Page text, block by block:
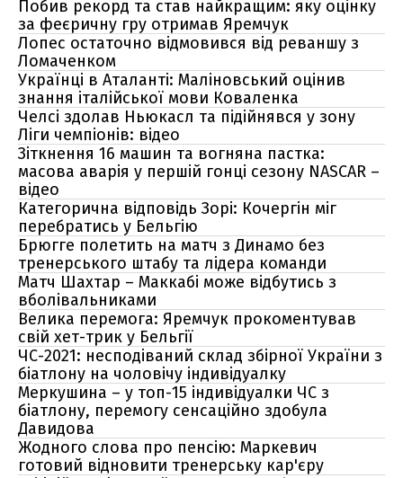
Побив рекорд та став найкращим: яку оцінку
за феєричну гру отримав Яремчук
Лопес остаточно відмовився від реваншу з
Ломаченком
Українці в Аталанті: Маліновський оцінив
знання італійської мови Коваленка
Челсі здолав Ньюкасл та підійнявся у зону
Ліги чемпіонів: відео
Зіткнення 16 машин та вогняна пастка:
масова аварія у першій гонці сезону NASCAR –
відео
Категорична відповідь Зорі: Кочергін міг
перебратись у Бельгію
Брюгге полетить на матч з Динамо без
тренерського штабу та лідера команди
Матч Шахтар – Маккабі може відбутись з
вболівальниками
Велика перемога: Яремчук прокоментував
свій хет-трик у Бельгії
ЧС-2021: несподіваний склад збірної України з
біатлону на чоловічу індивідуалку
Меркушина – у топ-15 індивідуалки ЧС з
біатлону, перемогу сенсаційно здобула
Давидова
Жодного слова про пенсію: Маркевич
готовий відновити тренерську кар'єру